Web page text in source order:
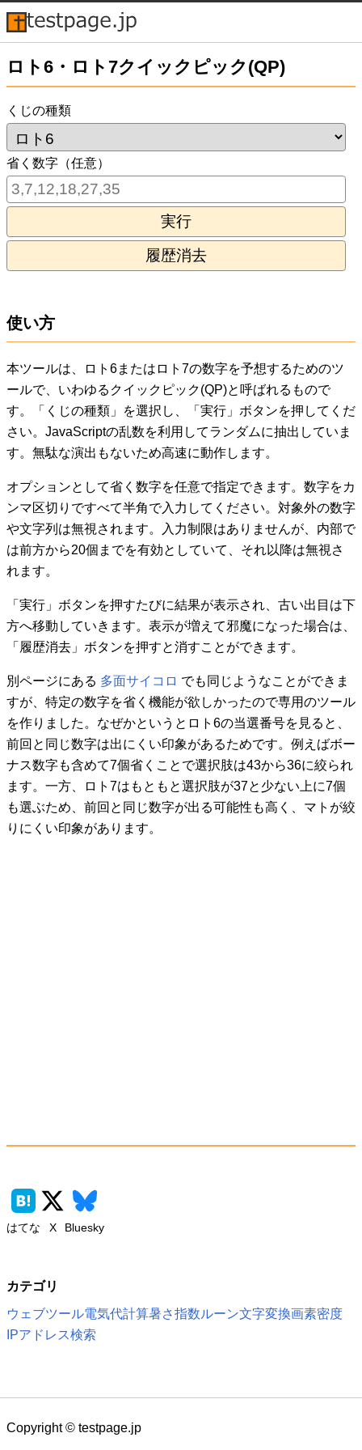
ロト6・ロト7クイックピック(QP)
くじの種類
省く数字（任意）
使い方
本ツールは、ロト6またはロト7の数字を予想するためのツ
ールで、いわゆるクイックピック(QP)と呼ばれるもので
す。「くじの種類」を選択し、「実行」ボタンを押してくだ
さい。JavaScriptの乱数を利用してランダムに抽出していま
す。無駄な演出もないため高速に動作します。
オプションとして省く数字を任意で指定できます。数字をカ
ンマ区切りですべて半角で入力してください。対象外の数字
や文字列は無視されます。入力制限はありませんが、内部で
は前方から20個までを有効としていて、それ以降は無視さ
れます。
「実行」ボタンを押すたびに結果が表示され、古い出目は下
方へ移動していきます。表示が増えて邪魔になった場合は、
「履歴消去」ボタンを押すと消すことができます。
別ページにある 多面サイコロ でも同じようなことができま
すが、特定の数字を省く機能が欲しかったので専用のツール
を作りました。なぜかというとロト6の当選番号を見ると、
前回と同じ数字は出にくい印象があるためです。例えばボー
ナス数字も含めて7個省くことで選択肢は43から36に絞られ
ます。一方、ロト7はもともと選択肢が37と少ない上に7個
も選ぶため、前回と同じ数字が出る可能性も高く、マトが絞
りにくい印象があります。
はてな X Bluesky
カテゴリ
ウェブツール電気代計算暑さ指数ルーン文字変換画素密度
IPアドレス検索
Copyright © testpage.jp